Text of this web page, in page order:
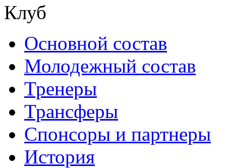
Клуб
Основной состав
Молодежный состав
Тренеры
Трансферы
Спонсоры и партнеры
История